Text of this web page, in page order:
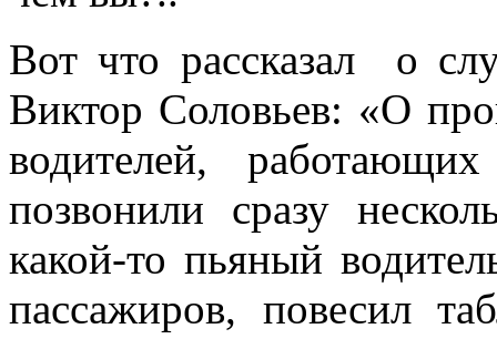
Вот что рассказал о
Виктор Соловьев: «О
водителей,
позвонили сразу
какой-то пьяный
пассажиров, повесил